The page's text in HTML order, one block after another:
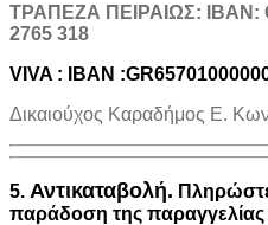
TΡΑΠΕΖΑ ΠΕΙΡΑΙΩΣ: IBAN:
2765 318
VIVA : IBAN
Δικαιούχος Καραδήμος Ε.
5. Αντικαταβολή.
παράδοση της παραγγελίας